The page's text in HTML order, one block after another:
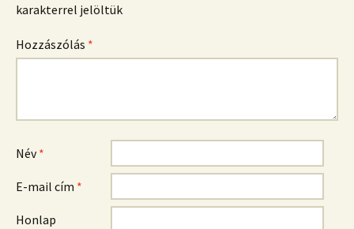
karakterrel jelöltük
Hozzászólás *
Név*
E-mail cím *
Honlap